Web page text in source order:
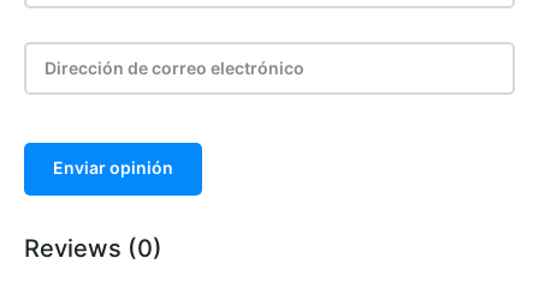
Enviar opinión
Reviews (0)